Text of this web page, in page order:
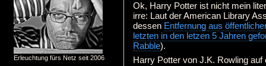
Erleuchtung fürs Netz seit 2006
Ok, Harry Potter ist nicht mein
irre: Laut der American Library
dessen Entfernung aus
letzten in den letzen 5 Jahren
Rabble).
Harry Potter von J.K. Rowling